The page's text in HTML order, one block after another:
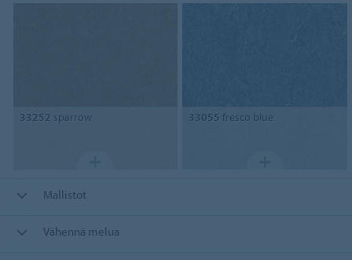
33252 sparrow 33055 fresco blue
Mallistot
Vähennä melua